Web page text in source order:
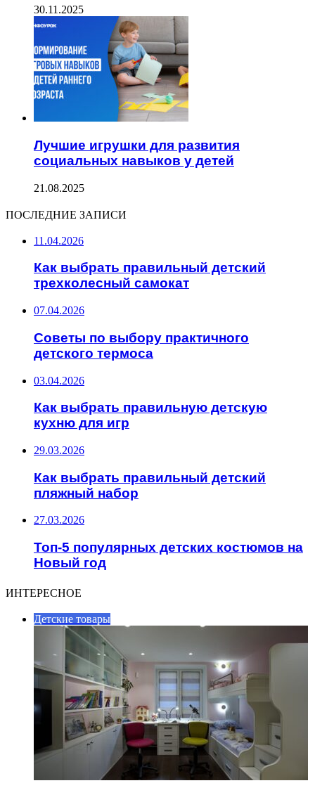
30.11.2025
Лучшие игрушки для развития
социальных навыков у детей
21.08.2025
ПОСЛЕДНИЕ ЗАПИСИ
11.04.2026
Как выбрать правильный детский
трехколесный самокат
07.04.2026
Советы по выбору практичного
детского термоса
03.04.2026
Как выбрать правильную детскую
кухню для игр
29.03.2026
Как выбрать правильный детский
пляжный набор
27.03.2026
Топ-5 популярных детских костюмов на
Новый год
ИНТЕРЕСНОЕ
Детские товары